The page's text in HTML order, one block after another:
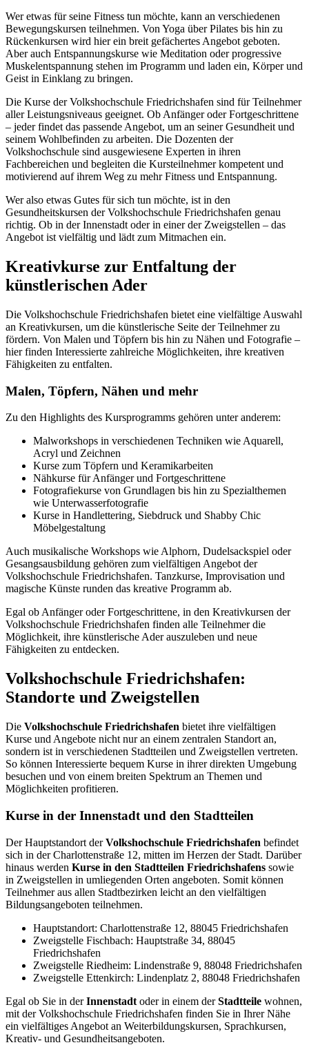
Wer etwas für seine Fitness tun möchte, kann an verschiedenen
Bewegungskursen teilnehmen. Von Yoga über Pilates bis hin zu
Rückenkursen wird hier ein breit gefächertes Angebot geboten.
Aber auch Entspannungskurse wie Meditation oder progressive
Muskelentspannung stehen im Programm und laden ein, Körper und
Geist in Einklang zu bringen.
Die Kurse der Volkshochschule Friedrichshafen sind für Teilnehmer
aller Leistungsniveaus geeignet. Ob Anfänger oder Fortgeschrittene
– jeder findet das passende Angebot, um an seiner Gesundheit und
seinem Wohlbefinden zu arbeiten. Die Dozenten der
Volkshochschule sind ausgewiesene Experten in ihren
Fachbereichen und begleiten die Kursteilnehmer kompetent und
motivierend auf ihrem Weg zu mehr Fitness und Entspannung.
Wer also etwas Gutes für sich tun möchte, ist in den
Gesundheitskursen der Volkshochschule Friedrichshafen genau
richtig. Ob in der Innenstadt oder in einer der Zweigstellen – das
Angebot ist vielfältig und lädt zum Mitmachen ein.
Kreativkurse zur Entfaltung der
künstlerischen Ader
Die Volkshochschule Friedrichshafen bietet eine vielfältige Auswahl
an Kreativkursen, um die künstlerische Seite der Teilnehmer zu
fördern. Von Malen und Töpfern bis hin zu Nähen und Fotografie –
hier finden Interessierte zahlreiche Möglichkeiten, ihre kreativen
Fähigkeiten zu entfalten.
Malen, Töpfern, Nähen und mehr
Zu den Highlights des Kursprogramms gehören unter anderem:
Malworkshops in verschiedenen Techniken wie Aquarell,
Acryl und Zeichnen
Kurse zum Töpfern und Keramikarbeiten
Nähkurse für Anfänger und Fortgeschrittene
Fotografiekurse von Grundlagen bis hin zu Spezialthemen
wie Unterwasserfotografie
Kurse in Handlettering, Siebdruck und Shabby Chic
Möbelgestaltung
Auch musikalische Workshops wie Alphorn, Dudelsackspiel oder
Gesangsausbildung gehören zum vielfältigen Angebot der
Volkshochschule Friedrichshafen. Tanzkurse, Improvisation und
magische Künste runden das kreative Programm ab.
Egal ob Anfänger oder Fortgeschrittene, in den Kreativkursen der
Volkshochschule Friedrichshafen finden alle Teilnehmer die
Möglichkeit, ihre künstlerische Ader auszuleben und neue
Fähigkeiten zu entdecken.
Volkshochschule Friedrichshafen:
Standorte und Zweigstellen
Die Volkshochschule Friedrichshafen bietet ihre vielfältigen
Kurse und Angebote nicht nur an einem zentralen Standort an,
sondern ist in verschiedenen Stadtteilen und Zweigstellen vertreten.
So können Interessierte bequem Kurse in ihrer direkten Umgebung
besuchen und von einem breiten Spektrum an Themen und
Möglichkeiten profitieren.
Kurse in der Innenstadt und den Stadtteilen
Der Hauptstandort derVolkshochschule Friedrichshafen befindet
sich in der Charlottenstraße 12, mitten im Herzen der Stadt. Darüber
hinaus werden Kurse in den Stadtteilen Friedrichshafens sowie
in Zweigstellen in umliegenden Orten angeboten. Somit können
Teilnehmer aus allen Stadtbezirken leicht an den vielfältigen
Bildungsangeboten teilnehmen.
Hauptstandort: Charlottenstraße 12, 88045 Friedrichshafen
Zweigstelle Fischbach: Hauptstraße 34, 88045
Friedrichshafen
Zweigstelle Riedheim: Lindenstraße 9, 88048 Friedrichshafen
Zweigstelle Ettenkirch: Lindenplatz 2, 88048 Friedrichshafen
Egal ob Sie in derInnenstadt oder in einem derStadtteile wohnen,
mit der Volkshochschule Friedrichshafen finden Sie in Ihrer Nähe
ein vielfältiges Angebot an Weiterbildungskursen, Sprachkursen,
Kreativ- und Gesundheitsangeboten.